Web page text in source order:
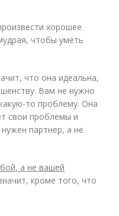
хорошее
чтобы уметь
что она идеальна,
Вам не нужно
то проблему. Она
свои проблемы и
партнер, а не
а не вашей
кроме того, что